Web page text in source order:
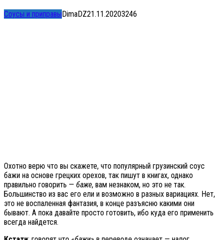
Соусы и приправыDimaDZ21.11.20203246
Охотно верю что вы скажете, что популярный грузинский соус
бажи на основе грецких орехов, так пишут в книгах, однако
правильно говорить — баже, вам незнаком, но это не так.
Большинство из вас его ели и возможно в разных вариациях. Нет,
это не воспаленная фантазия, в конце разъясню какими они
бывают. А пока давайте просто готовить, ибо куда его применить
всегда найдется.